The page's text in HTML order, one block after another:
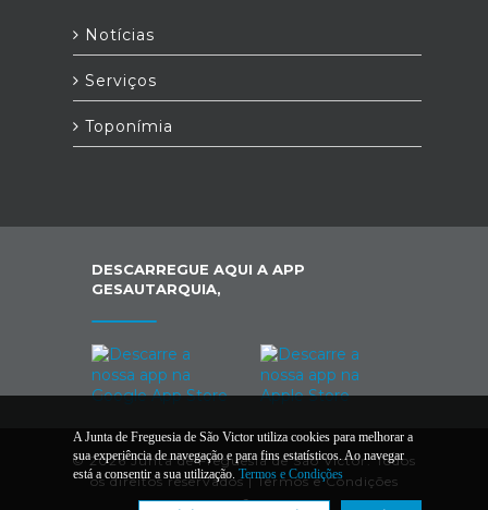
Notícias
Serviços
Toponímia
DESCARREGUE AQUI A APP
GESAUTARQUIA,
© 2026 Junta de Freguesia de São Victor. Todos
os direitos reservados |Termos e Condições
A Junta de Freguesia de São Victor utiliza cookies para melhorar a
sua experiência de navegação e para fins estatísticos. Ao navegar
está a consentir a sua utilização. Termos e Condições